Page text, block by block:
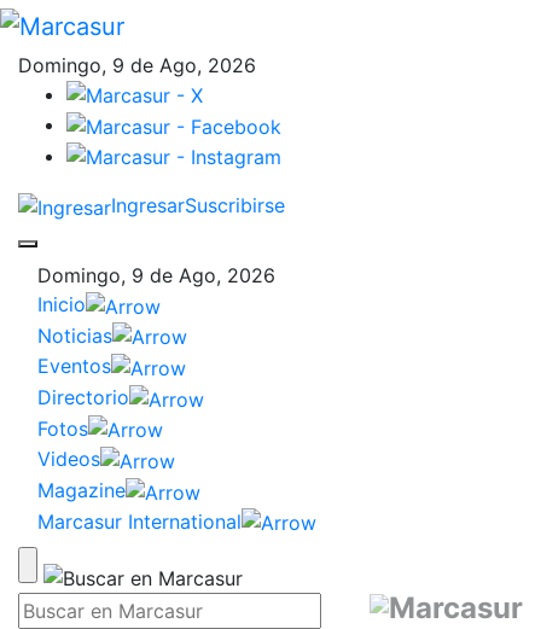
Domingo, 9 de Ago, 2026
IngresarSuscribirse
Domingo, 9 de Ago, 2026
Inicio
Noticias
Eventos
Directorio
Fotos
Videos
Magazine
Marcasur International